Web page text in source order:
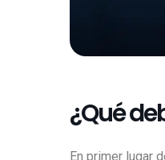
¿Qué
En primer lugar